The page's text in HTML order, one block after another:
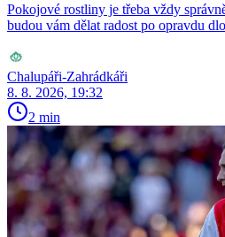
Pokojové rostliny je třeba vždy
budou vám dělat radost po opravdu
Chalupáři-Zahrádkáři
8. 8. 2026, 19:32
2 min